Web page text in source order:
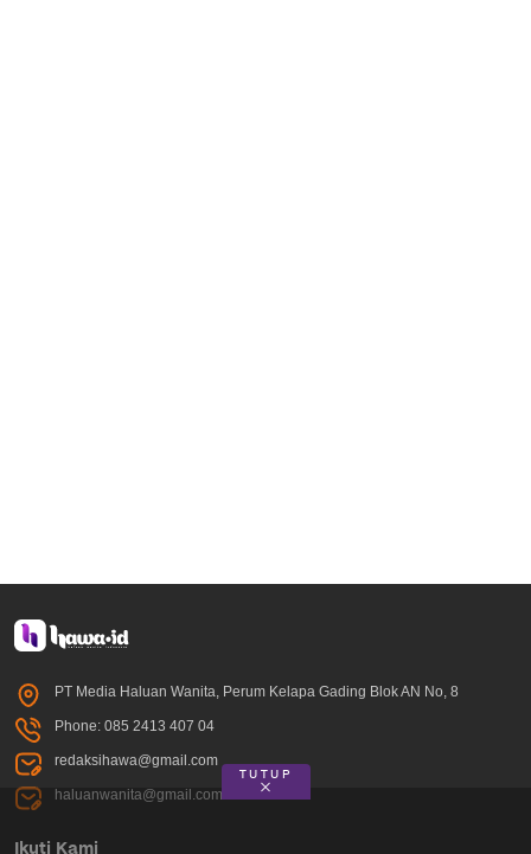
PT Media Haluan Wanita, Perum Kelapa Gading Blok AN No, 8
Phone: 085 2413 407 04
redaksihawa@gmail.com
haluanwanita@gmail.com
Ikuti Kami
TUTUP